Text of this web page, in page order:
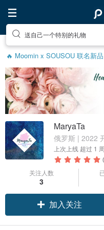
送自己一个特别的礼物
🔥 Moomin x SOUSOU 联名新品
MaryaTa
俄罗斯 | 2022
上次上线 超过 1 周
关注人数
3
加入关注